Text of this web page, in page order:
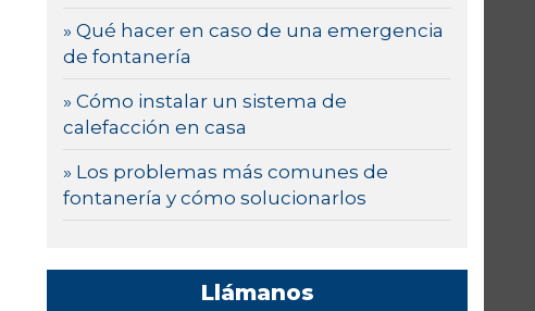
» Qué hacer en caso de una emergencia
de fontanería
» Cómo instalar un sistema de
calefacción en casa
» Los problemas más comunes de
fontanería y cómo solucionarlos
Llámanos